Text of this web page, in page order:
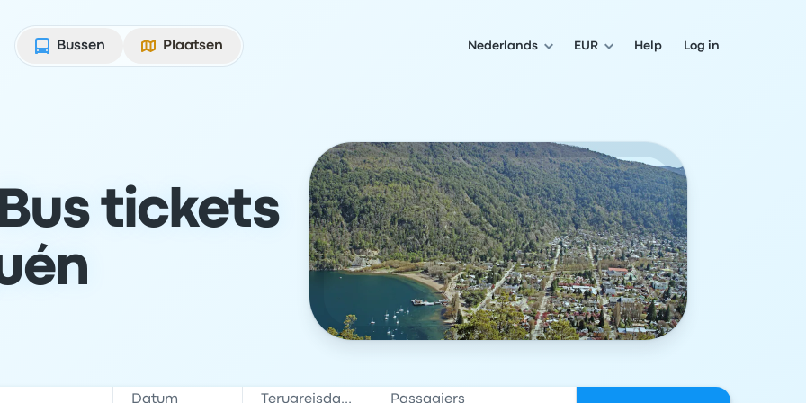
Bussen
Plaatsen Nederlands EUR Help Log in
tickets
Datum Terugreisdatum Passagiers